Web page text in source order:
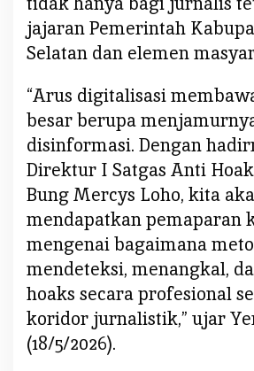
s
T
u
t
a
s
S
t
r
a
g
i
P
jajaran Pemerintah
Selatan dan elemen
“Arus digitalisasi
besar berupa
disinformasi. Dengan
Direktur I Satgas Anti
Bung Mercys Loho, kita
mendapatkan pemaparan
mengenai bagaimana
mendeteksi, menangkal,
hoaks secara profesional
koridor jurnalistik,” ujar
(18/5/2026).